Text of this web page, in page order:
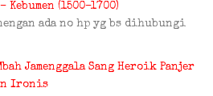
Kebumen (1500–1700)
ada no hp yg bs dihubungi
Jamenggala Sang Heroik Panjer
Ironis